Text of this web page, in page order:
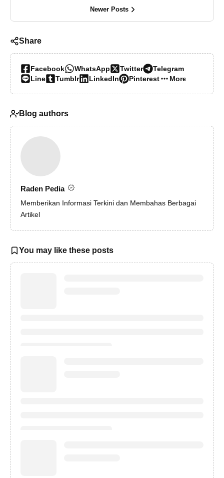
Newer Posts
Share
Facebook WhatsApp Twitter
Telegram
Line
Tumblr LinkedIn Pinterest More…
Blog authors
Raden Pedia
Memberikan Informasi Terkini dan Membahas Berbagai
Artikel
You may like these posts